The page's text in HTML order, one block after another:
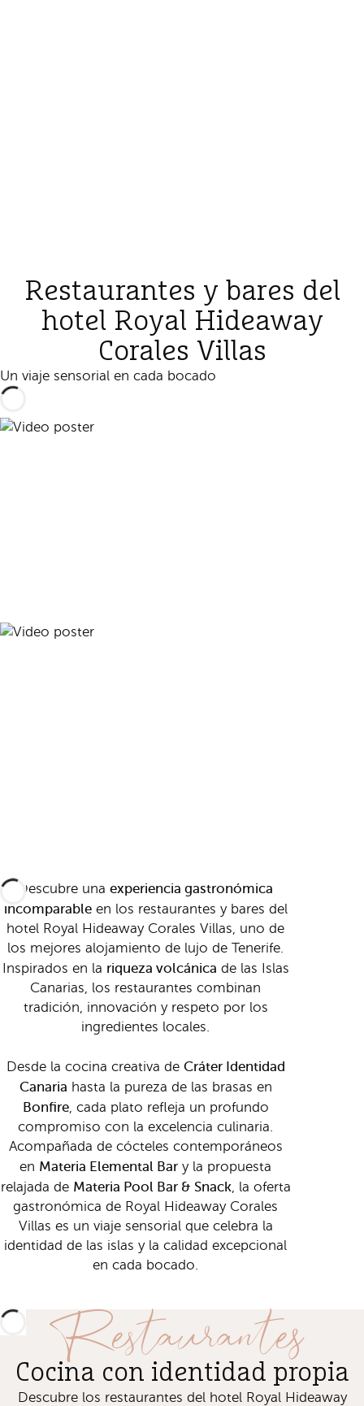
Restaurantes y bares del
hotel Royal Hideaway
Corales Villas
Un viaje sensorial en cada bocado
Descubre unaexperiencia gastronómica
incomparableen los restaurantes y bares del
hotel Royal Hideaway Corales Villas, uno de
los mejores alojamiento de lujo de Tenerife.
Inspirados en la riqueza volcánica de las Islas
Canarias, los restaurantes combinan
tradición, innovación y respeto por los
ingredientes locales.
Desde la cocina creativa de Cráter Identidad
Canaria hasta la pureza de las brasas en
Bonfire, cada plato refleja un profundo
compromiso con la excelencia culinaria.
Acompañada de cócteles contemporáneos
en Materia Elemental Bar y la propuesta
relajada de Materia Pool Bar & Snack, la oferta
gastronómica de Royal Hideaway Corales
Villas es un viaje sensorial que celebra la
identidad de las islas y la calidad excepcional
en cada bocado.
Restaurantes
Cocina con identidad propia
Descubre los restaurantes del hotel Royal Hideaway